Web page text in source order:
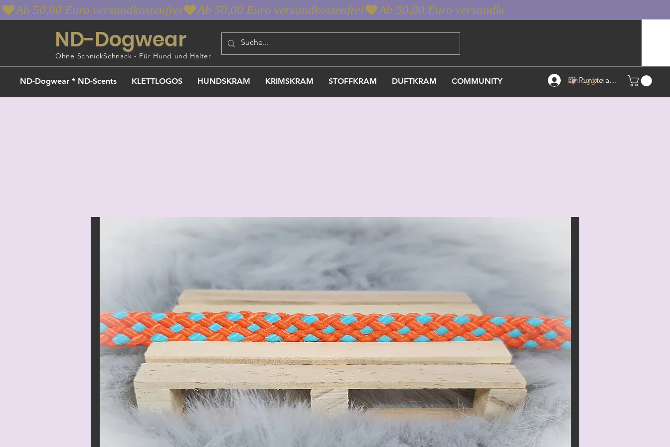
ND-Dogwear * ND-Scents KLETTLOGOS HUNDSKRAM KRIMSKRAM STOFFKRAM DUFTKRAM COMMUNITY
ND-Dogwear
Ohne SchnickSchnack - Für Hund und Halter
Einloggen Punkte ansehen